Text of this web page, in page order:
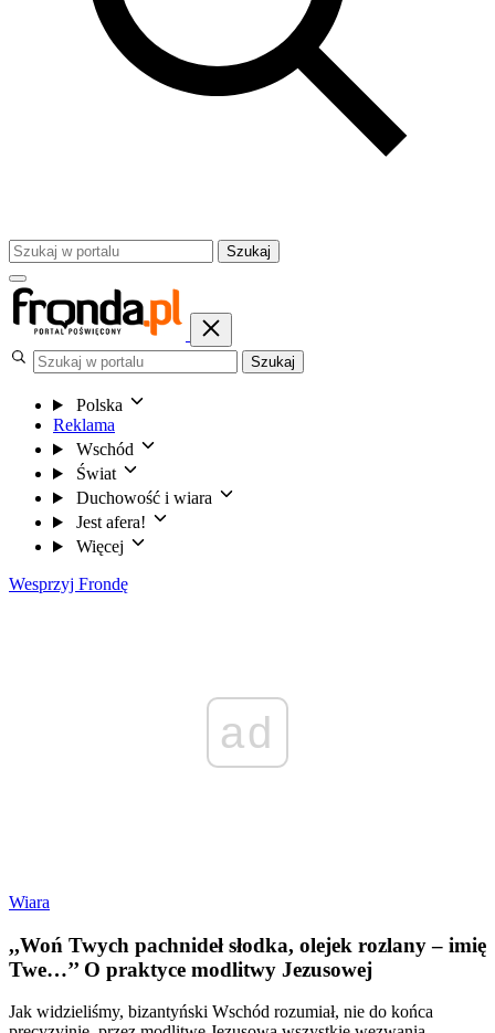
Szukaj
Szukaj
Polska
Reklama
Wschód
Świat
Duchowość i wiara
Jest afera!
Więcej
Wesprzyj Frondę
ad
Wiara
,,Woń Twych pachnideł słodka, olejek rozlany – imię
Twe…’’ O praktyce modlitwy Jezusowej
Jak widzieliśmy, bizantyński Wschód rozumiał, nie do końca